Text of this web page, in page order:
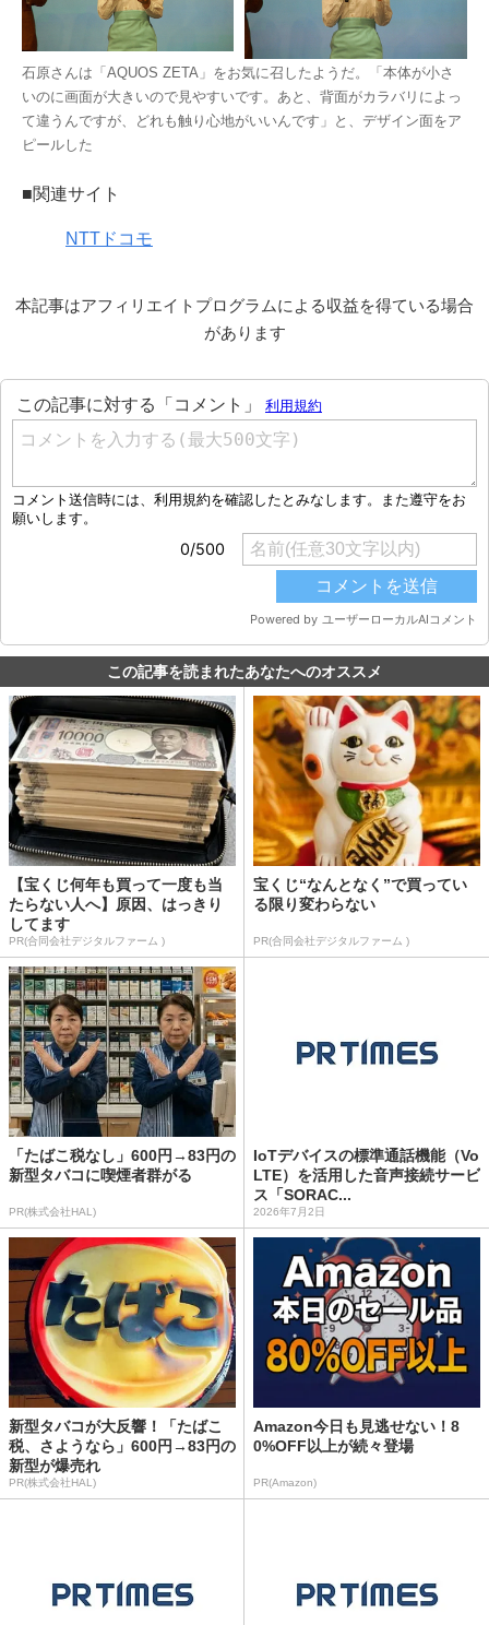
石原さんは「AQUOS ZETA」をお気に召したようだ。「本体が小さ
いのに画面が大きいので見やすいです。あと、背面がカラバリによっ
て違うんですが、どれも触り心地がいいんです」と、デザイン面をア
ピールした
■関連サイト
NTTドコモ
本記事はアフィリエイトプログラムによる収益を得ている場合
があります
この記事を読まれたあなたへのオススメ
【宝くじ何年も買って一度も当
たらない人へ】原因、はっきり
してます
PR(合同会社デジタルファーム )
宝くじ“なんとなく”で買ってい
る限り変わらない
PR(合同会社デジタルファーム )
「たばこ税なし」600円→83円の
新型タバコに喫煙者群がる
PR(株式会社HAL)
IoTデバイスの標準通話機能（Vo
LTE）を活用した音声接続サービ
ス「SORAC...
2026年7月2日
新型タバコが大反響！「たばこ
税、さようなら」600円→83円の
新型が爆売れ
PR(株式会社HAL)
Amazon今日も見逃せない！8
0%OFF以上が続々登場
PR(Amazon)